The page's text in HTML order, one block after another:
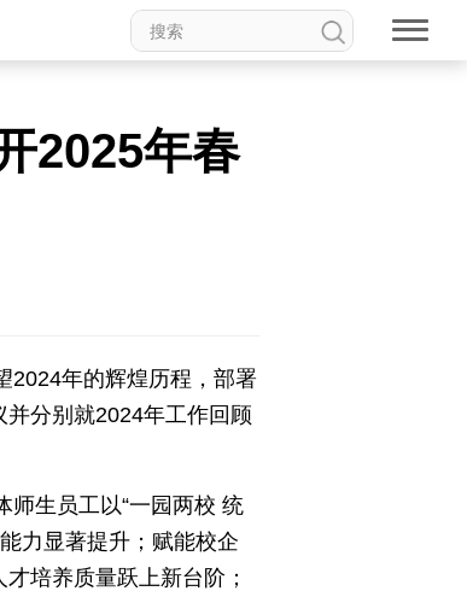
州 海丝 海峡
2025年春
2024年的辉煌历程，部署
分别就2024年工作回顾
生员工以“一园两校 统
力显著提升；赋能校企
培养质量跃上新台阶；